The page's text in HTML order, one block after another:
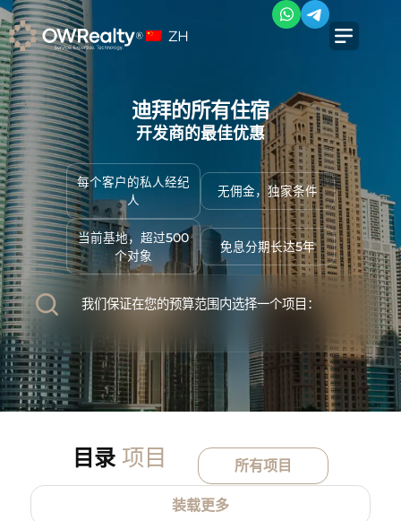
ZH
迪拜的所有住宿
开发商的最佳优惠
每个客户的私人经纪
人
无佣金，独家条件
当前基地，超过500
个对象
免息分期长达5年
我们保证在您的预算范围内选择一个项目：
目录 项目 所有项目
装载更多